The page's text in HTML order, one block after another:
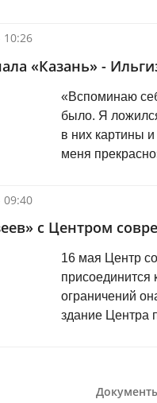
«Казань» -
«Вспоминаю
было. Я ложился на траву, смотрел на облака, видел
в них картины
меня
с Центром
16 мая Центр
присоединится
ограничений
здание Центра